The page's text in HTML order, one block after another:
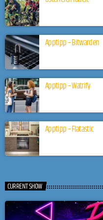
Apptipp – Bitwarden
Apptipp – Watrify
Apptipp – Flatastic
CURRENT SHOW